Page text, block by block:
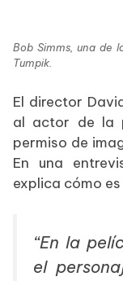
Bob Simms, una de
Tumpik.
El director
al actor de la
permiso de
En una
explica cómo
“En la
el